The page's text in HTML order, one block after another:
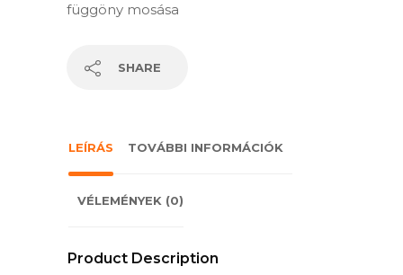
függöny mosása
SHARE
LEÍRÁS TOVÁBBI INFORMÁCIÓK
VÉLEMÉNYEK (0)
Product Description